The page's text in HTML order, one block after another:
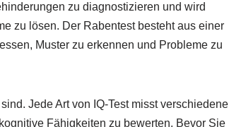
zu diagnostizieren und wird
zu lösen. Der Rabentest besteht aus einer
Muster zu erkennen und Probleme zu
Jede Art von IQ-Test misst verschiedene
Fähigkeiten zu bewerten. Bevor Sie